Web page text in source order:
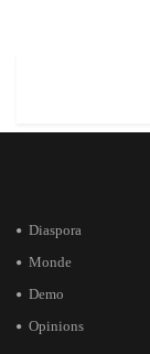
Diaspora
Monde
Demo
Opinions